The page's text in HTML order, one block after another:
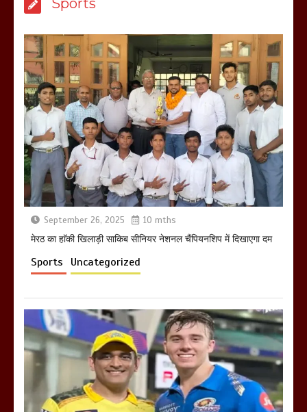
होलिका रखने पर लात मार कर होलिका को किया
तहस नहस,मोहल्ले वालों के साथ की गई गाली
गलोच ,कहा अगर रखी गई होली तो होगा खून
खराबा,
March 11, 2025
Sports
September 26, 2025 10 mths
मेरठ का हाॅकी खिलाड़ी साकिब सीनियर नेशनल चैंपियनशिप में दिखाएगा दम
Sports Uncategorized